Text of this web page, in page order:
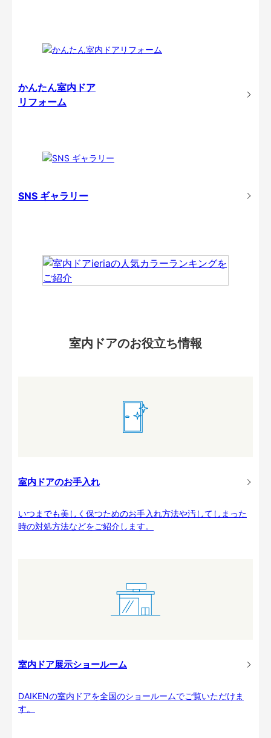
かんたん室内ドア
リフォーム
SNS ギャラリー
室内ドアのお役立ち情報
室内ドアのお手入れ
いつまでも美しく保つためのお手入れ方法や汚してしまった
時の対処方法などをご紹介します。
室内ドア展示ショールーム
DAIKENの室内ドアを全国のショールームでご覧いただけま
す。